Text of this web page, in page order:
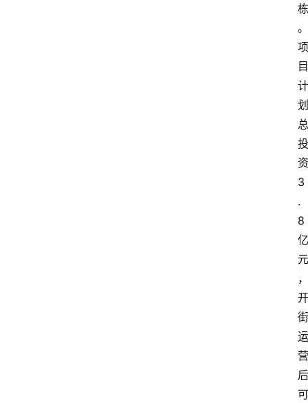
栋
。
项
目
计
划
总
投
资
3
.
8
亿
元
，
开
街
运
营
后
可